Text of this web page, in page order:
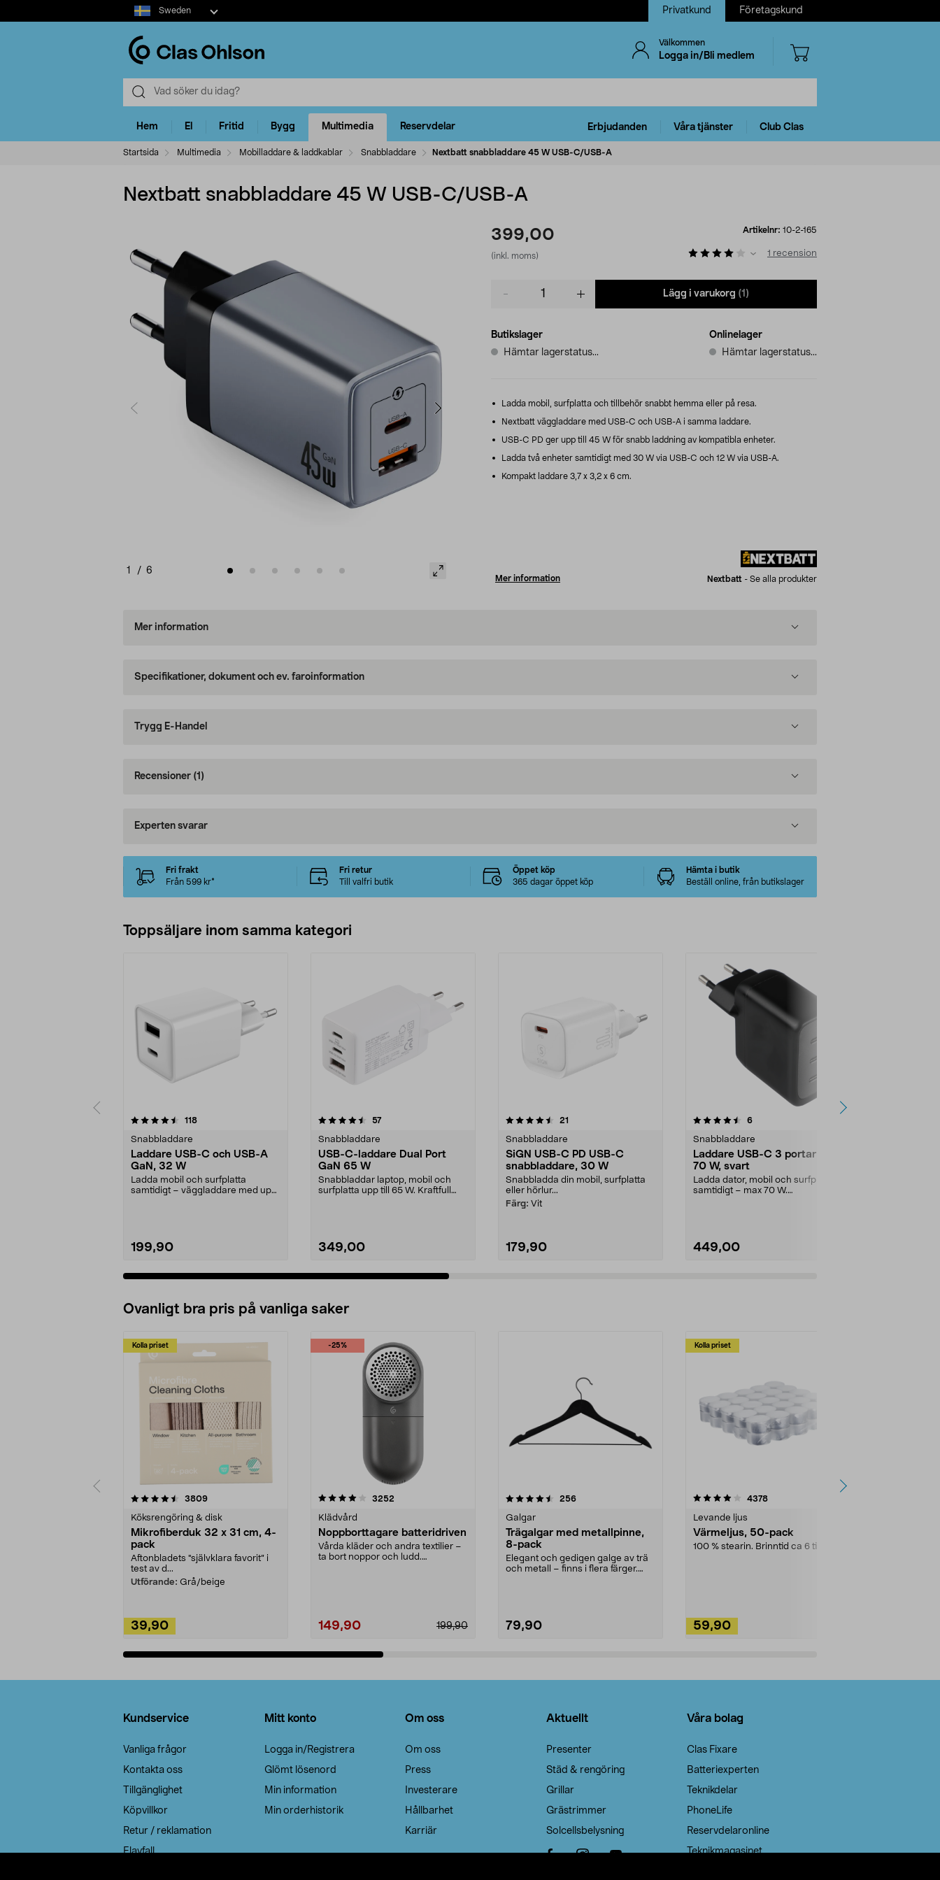
Select
market
Sweden Privatkund Företagskund
Välkommen
Logga in/Bli medlem
Hem El Fritid Bygg Multimedia Reservdelar Erbjudanden Våra tjänster Club Clas
Startsida Multimedia Mobilladdare & laddkablar Snabbladdare Nextbatt snabbladdare 45 W USB-C/USB-A
Nextbatt snabbladdare 45 W USB-C/USB-A
1 / 6
399,00
(inkl. moms)
Artikelnr: 10-2-165
1 recension
Lägg i varukorg (1)
Butikslager
Hämtar lagerstatus...
Onlinelager
Hämtar lagerstatus...
Ladda mobil, surfplatta och tillbehör snabbt hemma eller på resa.
Nextbatt väggladdare med USB-C och USB-A i samma laddare.
USB-C PD ger upp till 45 W för snabb laddning av kompatibla enheter.
Ladda två enheter samtidigt med 30 W via USB-C och 12 W via USB-A.
Kompakt laddare 3,7 x 3,2 x 6 cm.
Mer information Nextbatt - Se alla produkter
Mer information
Specifikationer, dokument och ev. faroinformation
Trygg E-Handel
Recensioner (1)
Experten svarar
Fri frakt
Från 599 kr*
Fri retur
Till valfri butik
Öppet köp
365 dagar öppet köp
Hämta i butik
Beställ online, från butikslager
Toppsäljare inom samma kategori
118recensioner
Snabbladdare
Laddare USB-C och USB-A
GaN, 32 W
Ladda mobil och surfplatta
samtidigt – väggladdare med upp
199,90
4.5 av 5 stjärnor 57recensioner
Snabbladdare
USB-C-laddare Dual Port
GaN 65 W
Snabbladdar laptop, mobil och
surfplatta upp till 65 W. Kraftfull
349,00
4.5 av 5 stjärnor 21
Snabbladdare
SiGN USB-C PD USB-C
snabbladdare, 30 W
Snabbladda din mobil, surfplatta
eller hörlur...
Färg: Vit
179,90
4.5 av 5 stjärnor 6recensioner
Snabbladdare
Laddare USB-C 3 portar GaN
70 W, svart
Ladda dator, mobil och surfplatta
samtidigt – max 70 W.
449,00
4.5 av 5 stjärnor
Ovanligt bra pris på vanliga saker
Kolla priset
3809recensioner
Köksrengöring & disk
Mikrofiberduk 32 x 31 cm, 4-
pack
Aftonbladets "självklara favorit” i
test av d...
Utförande: Grå/beige
39,90
-25%
4.0av 5 stjärnor 3252
Klädvård
Noppborttagare batteridriven
Vårda kläder och andra textilier –
ta bort noppor och ludd.
199,90
149,90
4.5av 5 stjärnor 256recensioner
Galgar
Trägalgar med metallpinne,
8-pack
Elegant och gedigen galge av trä
och metall – finns i flera färger.
79,90
Kolla priset
4.0av 5 stjärnor 4378recensioner
Levande ljus
Värmeljus, 50-pack
100 % stearin. Brinntid ca 6 tim.
59,90
4.5av 5 stjärnor
Kundservice
Vanliga frågor
Kontakta oss
Tillgänglighet
Köpvillkor
Retur / reklamation
Elavfall
Mitt konto
Logga in/Registrera
Glömt lösenord
Min information
Min orderhistorik
Om oss
Om oss
Press
Investerare
Hållbarhet
Karriär
Aktuellt
Presenter
Städ & rengöring
Grillar
Grästrimmer
Solcellsbelysning
Våra bolag
Clas Fixare
Batteriexperten
Teknikdelar
PhoneLife
Reservdelaronline
Teknikmagasinet